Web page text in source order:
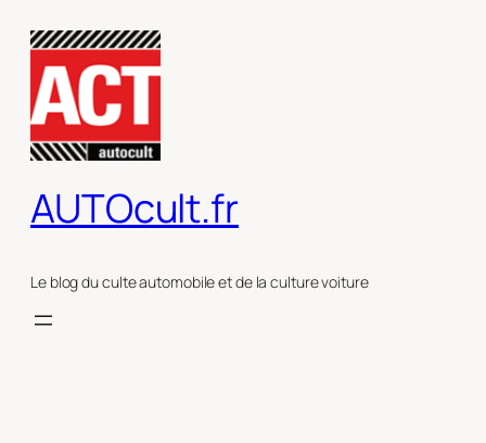
contenu
AUTOcult.fr
Le blog du culte automobile et de la culture voiture